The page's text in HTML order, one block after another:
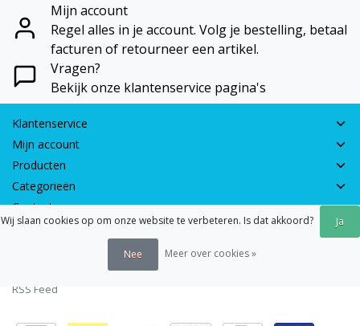
Mijn account
Regel alles in je account. Volg je bestelling, betaal
facturen of retourneer een artikel.
Vragen?
Bekijk onze klantenservice pagina's
Klantenservice
Mijn account
Producten
Categorieën
Contactgegevens
© 2026 - Earth Games | Realisatie:webshop-service.nl
Algemene voorwaarden|Disclaimer
RSS Feed
Wij slaan cookies op om onze website te verbeteren. Is dat akkoord? Ja
Nee Meer over cookies »